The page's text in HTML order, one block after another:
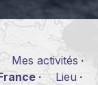
Mes activités ·
· Lieu·